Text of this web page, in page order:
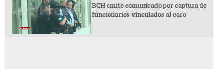
BCH emite comunicado por captura de
funcionarios vinculados al caso